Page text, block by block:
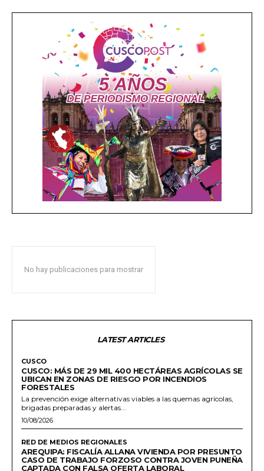
No hay publicaciones para mostrar
LATEST ARTICLES
CUSCO
CUSCO: MÁS DE 29 MIL 400 HECTÁREAS AGRÍCOLAS SE
UBICAN EN ZONAS DE RIESGO POR INCENDIOS
FORESTALES
La prevención exige alternativas viables a las quemas agrícolas,
brigadas preparadas y alertas...
10/08/2026
RED DE MEDIOS REGIONALES
AREQUIPA: FISCALÍA ALLANA VIVIENDA POR PRESUNTO
CASO DE TRABAJO FORZOSO CONTRA JOVEN PUNEÑA
CAPTADA CON FALSA OFERTA LABORAL